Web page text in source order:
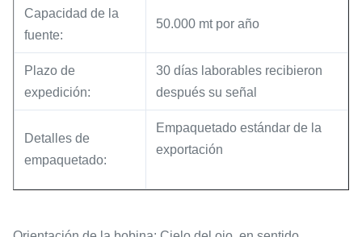
Capacidad de la
fuente:
50.000 mt por año
Plazo de
expedición:
30 días laborables recibieron
después su señal
Detalles de
empaquetado:
Empaquetado estándar de la
exportación